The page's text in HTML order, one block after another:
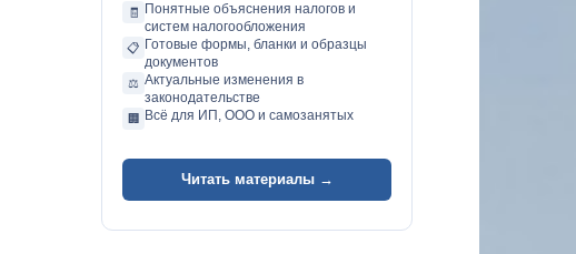
🧾
Понятные объяснения налогов и
систем налогообложения
📋 Готовые формы, бланки и образцы
документов
⚖️ Актуальные изменения в
законодательстве
🏢 Всё для ИП, ООО и самозанятых
Читать материалы →